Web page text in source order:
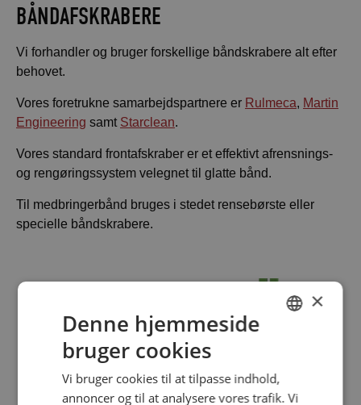
BÅNDAFSKRABERE
Vi forhandler og bruger forskellige båndskrabere alt efter
behovet.
Vores foretrukne samarbejdspartnere er Rulmeca, Martin
Engineering samt Starclean.
Vores standard frontafskraber er et effektivt afrensnings-
og rengøringssystem velegnet til glatte bånd.
Til medbringerbånd bruges i stedet rensebørste eller
specielle båndskrabere.
ENGLISH
×
Denne hjemmeside
bruger cookies
Vi bruger cookies til at tilpasse indhold,
annoncer og til at analysere vores trafik. Vi